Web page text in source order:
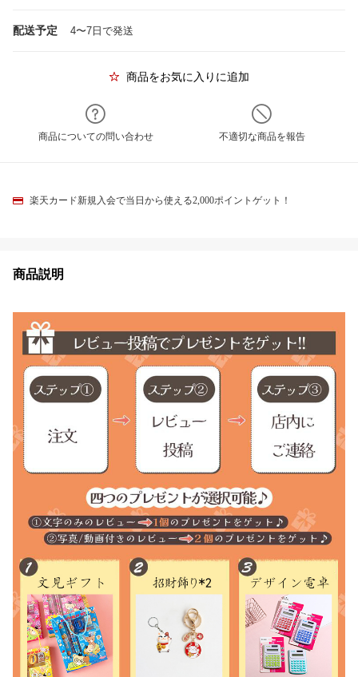
配送予定 4〜7日で発送
商品をお気に入りに追加
商品についての問い合わせ 不適切な商品を報告
楽天カード新規入会で当日から使える2,000ポイントゲット！
商品説明